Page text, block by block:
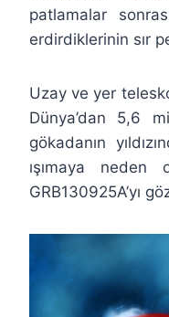
patlamalar
erdirdiklerinin sır
Uzay ve yer
Dünya’dan 5,6
gökadanın
ışımaya neden
GRB130925A’yı